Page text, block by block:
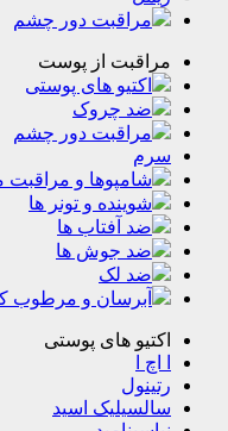
دور چشم
از پوست
های پوستی
چروک
دور چشم
و مراقبت مو
و تونر ها
آفتاب ها
جوش ها
لک
و مرطوب کننده
های پوستی
اسید